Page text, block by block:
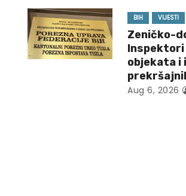
BIH VIJESTI
Zeničko-
objekata i
Aug 6, 2026